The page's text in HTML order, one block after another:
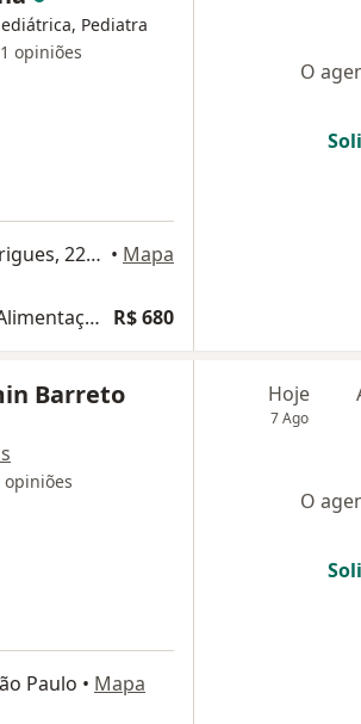
Pediatra
opiniões
Rua Dr. Alceu de Campos Rodrigues, 229 - 3º andar conjunto 303 - Cond. HEALTHPLACE, São Paulo • Mapa
Acompanhamento do BLW e Alimentação participativa R$ 680
O
Barreto
opiniões
Paulo • Mapa
Hoje
7 Ago
O